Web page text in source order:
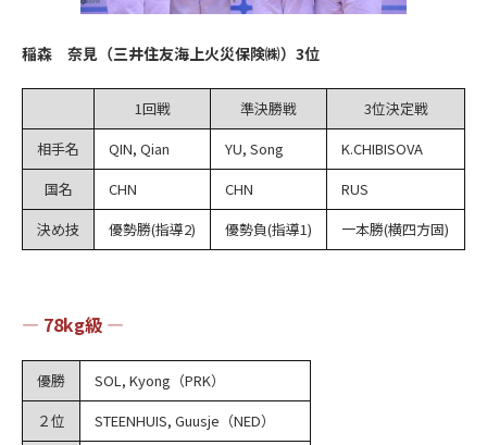
稲森 奈見（三井住友海上火災保険㈱）3位
1回戦 準決勝戦
3位決定戦
相手名
QIN, Qian YU, Song
K.CHIBISOVA
国名
CHN CHN
RUS
決め技
優勢勝(指導2) 優勢負(指導1) 一本勝(横四方固)
― 78kg級 ―
優勝
SOL, Kyong（PRK）
２位
STEENHUIS, Guusje（NED）